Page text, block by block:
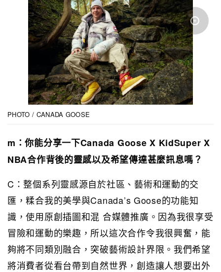
PHOTO / CANADA GOOSE
m：你能分享一下Canada Goose X KidSuper X
NBA合作背後的靈感以及希望傳達甚麼訊息嗎？
C：整個系列靈感源自於社區、藝術和運動的交
匯，糅合我的美學與Canada’s Goose的功能知
識，使用原創插圖和混 合媒體推廣。因為我很享受
冒險和運動的樂趣，所以這次合作令我很興奮，能
夠將不同類別融合，突破藝術設計界限。我們希望
將消費者從看台帶到自然世界，創造讓人想要出外